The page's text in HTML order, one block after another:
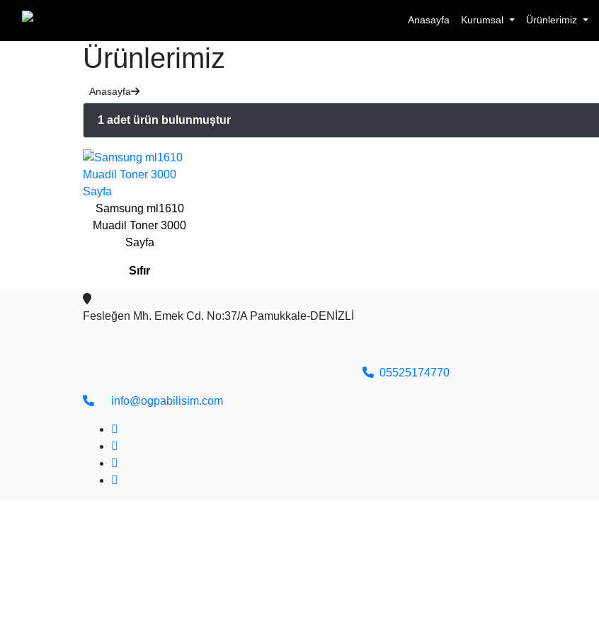
Anasayfa Kurumsal Ürünlerimiz
Ürünlerimiz
Anasayfa
1 adet ürün bulunmuştur
Samsung ml1610
Muadil Toner 3000
Sayfa
Sıfır
Fesleğen Mh. Emek Cd. No:37/A Pamukkale-DENİZLİ
05525174770
info@ogpabilisim.com